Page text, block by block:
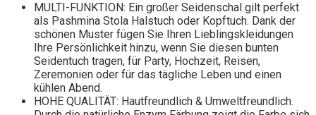
MULTI-FUNKTION: Ein großer Seidenschal gilt perfekt
als Pashmina Stola Halstuch oder Kopftuch. Dank der
schönen Muster fügen Sie Ihren Lieblingskleidungen
Ihre Persönlichkeit hinzu, wenn Sie diesen bunten
Seidentuch tragen, für Party, Hochzeit, Reisen,
Zeremonien oder für das tägliche Leben und einen
kühlen Abend.
HOHE QUALITÄT: Hautfreundlich & Umweltfreundlich.